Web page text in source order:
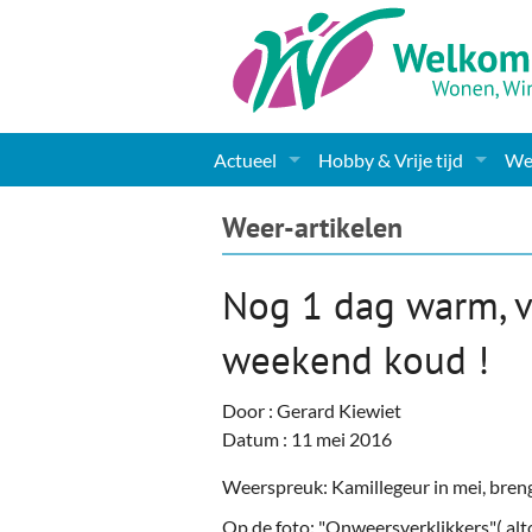
Actueel
Nieuws
Gemeente informatie
Dorpen
Woningaanbod
Columns & Redactioneel
Hobby & Vrije tijd
Sport
Kunst
Muziek
Podia & Dorpshuizen
Weer-artikelen
Nog 1 dag warm,
weekend koud !
Door : Gerard Kiewiet
Datum : 11 mei 2016
Weerspreuk: Kamillegeur in mei,
Op de foto: "Onweersverklikkers"(